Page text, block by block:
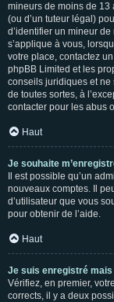
mineurs de moins de 13
(ou d’un tuteur légal)
d’identifier un mineur
s’applique à vous,
votre place, contactez
phpBB Limited et les
conseils juridiques et
de toutes sortes, à
contacter pour les abus
Haut
Je souhaite
Il est possible qu’un
nouveaux comptes. Il
d’utilisateur que vous
pour obtenir de l’aide.
Haut
Je suis enregistré
Vérifiez, en premier,
corrects, il y a deux